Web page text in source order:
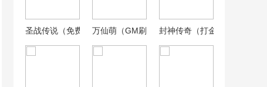
圣战传说（免费直充版）万仙萌（GM刷充合宠）封神传奇（打金百万代币）